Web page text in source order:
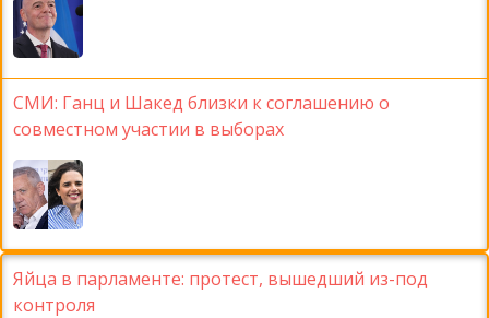
СМИ: Ганц и Шакед близки к соглашению о
совместном участии в выборах
Яйца в парламенте: протест, вышедший из-под
контроля